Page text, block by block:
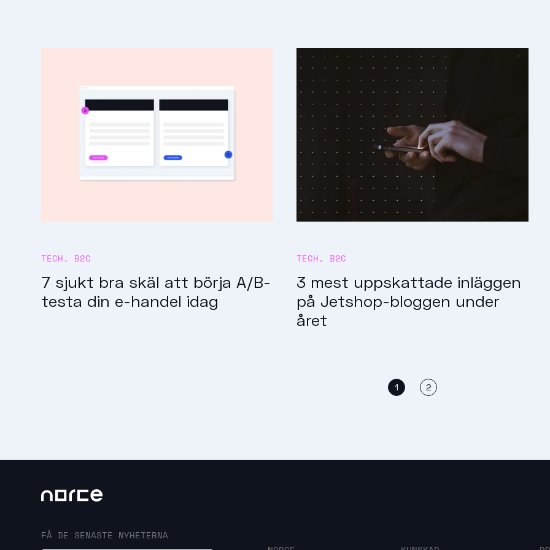
TECH,B2C
7 sjukt bra skäl att börja A/B-
testa din e-handel idag
TECH,B2C
3 mest uppskattade inläggen
på Jetshop-bloggen under
året
1 2
FÅ DE SENASTE NYHETERNA